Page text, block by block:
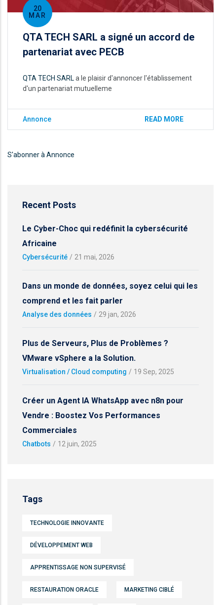
20
MAR
QTA TECH SARL a signé un accord de
partenariat avec PECB
QTA TECH SARLa le plaisir d'annoncer l'établissement
d'un partenariat mutuelleme
Annonce READ MORE
S'abonner à Annonce
Recent Posts
Le Cyber-Choc qui redéfinit la cybersécurité
Africaine
Cybersécurité / 21 mai, 2026
Dans un monde de données, soyez celui qui les
comprend et les fait parler
Analyse des données / 29 jan, 2026
Plus de Serveurs, Plus de Problèmes ?
VMware vSphere a la Solution.
Virtualisation / Cloud computing / 19 Sep, 2025
Créer un Agent IA WhatsApp avec n8n pour
Vendre : Boostez Vos Performances
Commerciales
Chatbots / 12 juin, 2025
Tags
TECHNOLOGIE INNOVANTE
DÉVELOPPEMENT WEB
APPRENTISSAGE NON SUPERVISÉ
RESTAURATION ORACLE MARKETING CIBLÉ